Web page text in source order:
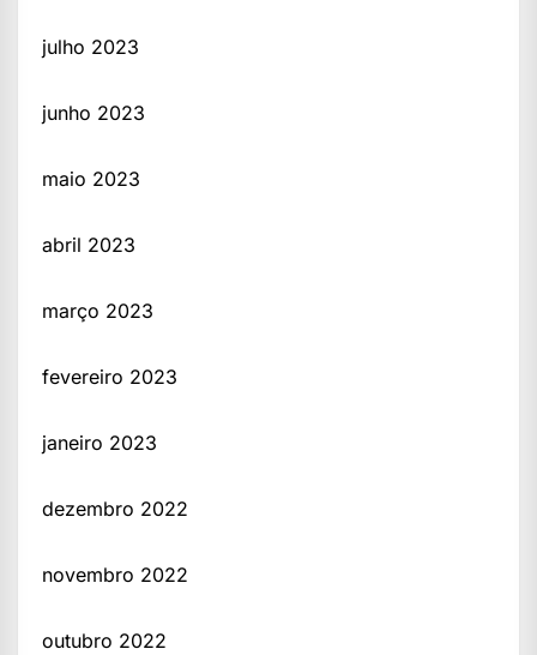
julho 2023
junho 2023
maio 2023
abril 2023
março 2023
fevereiro 2023
janeiro 2023
dezembro 2022
novembro 2022
outubro 2022